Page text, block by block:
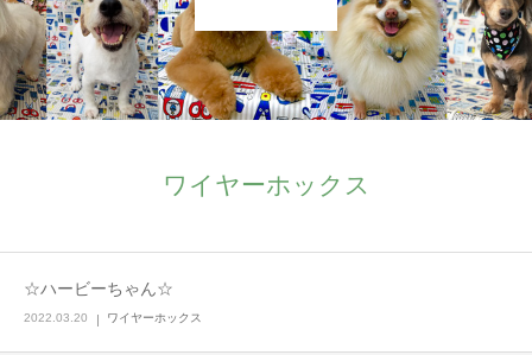
ワイヤーホックス
☆ハービーちゃん☆
2022.03.20 ワイヤーホックス
スタッフ
SNS/リンク